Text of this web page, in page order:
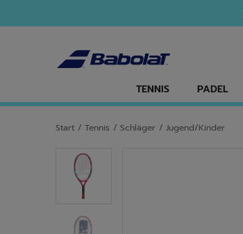
TENNIS PADEL
Start / Tennis / Schläger / Jugend/Kinder